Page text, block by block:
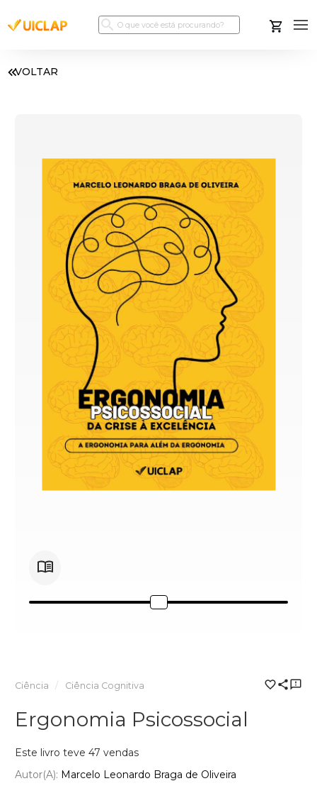
VOLTAR
Ciência Ciência Cognitiva
Ergonomia Psicossocial
Este livro teve 47 vendas
Autor(a): Marcelo Leonardo Braga de Oliveira